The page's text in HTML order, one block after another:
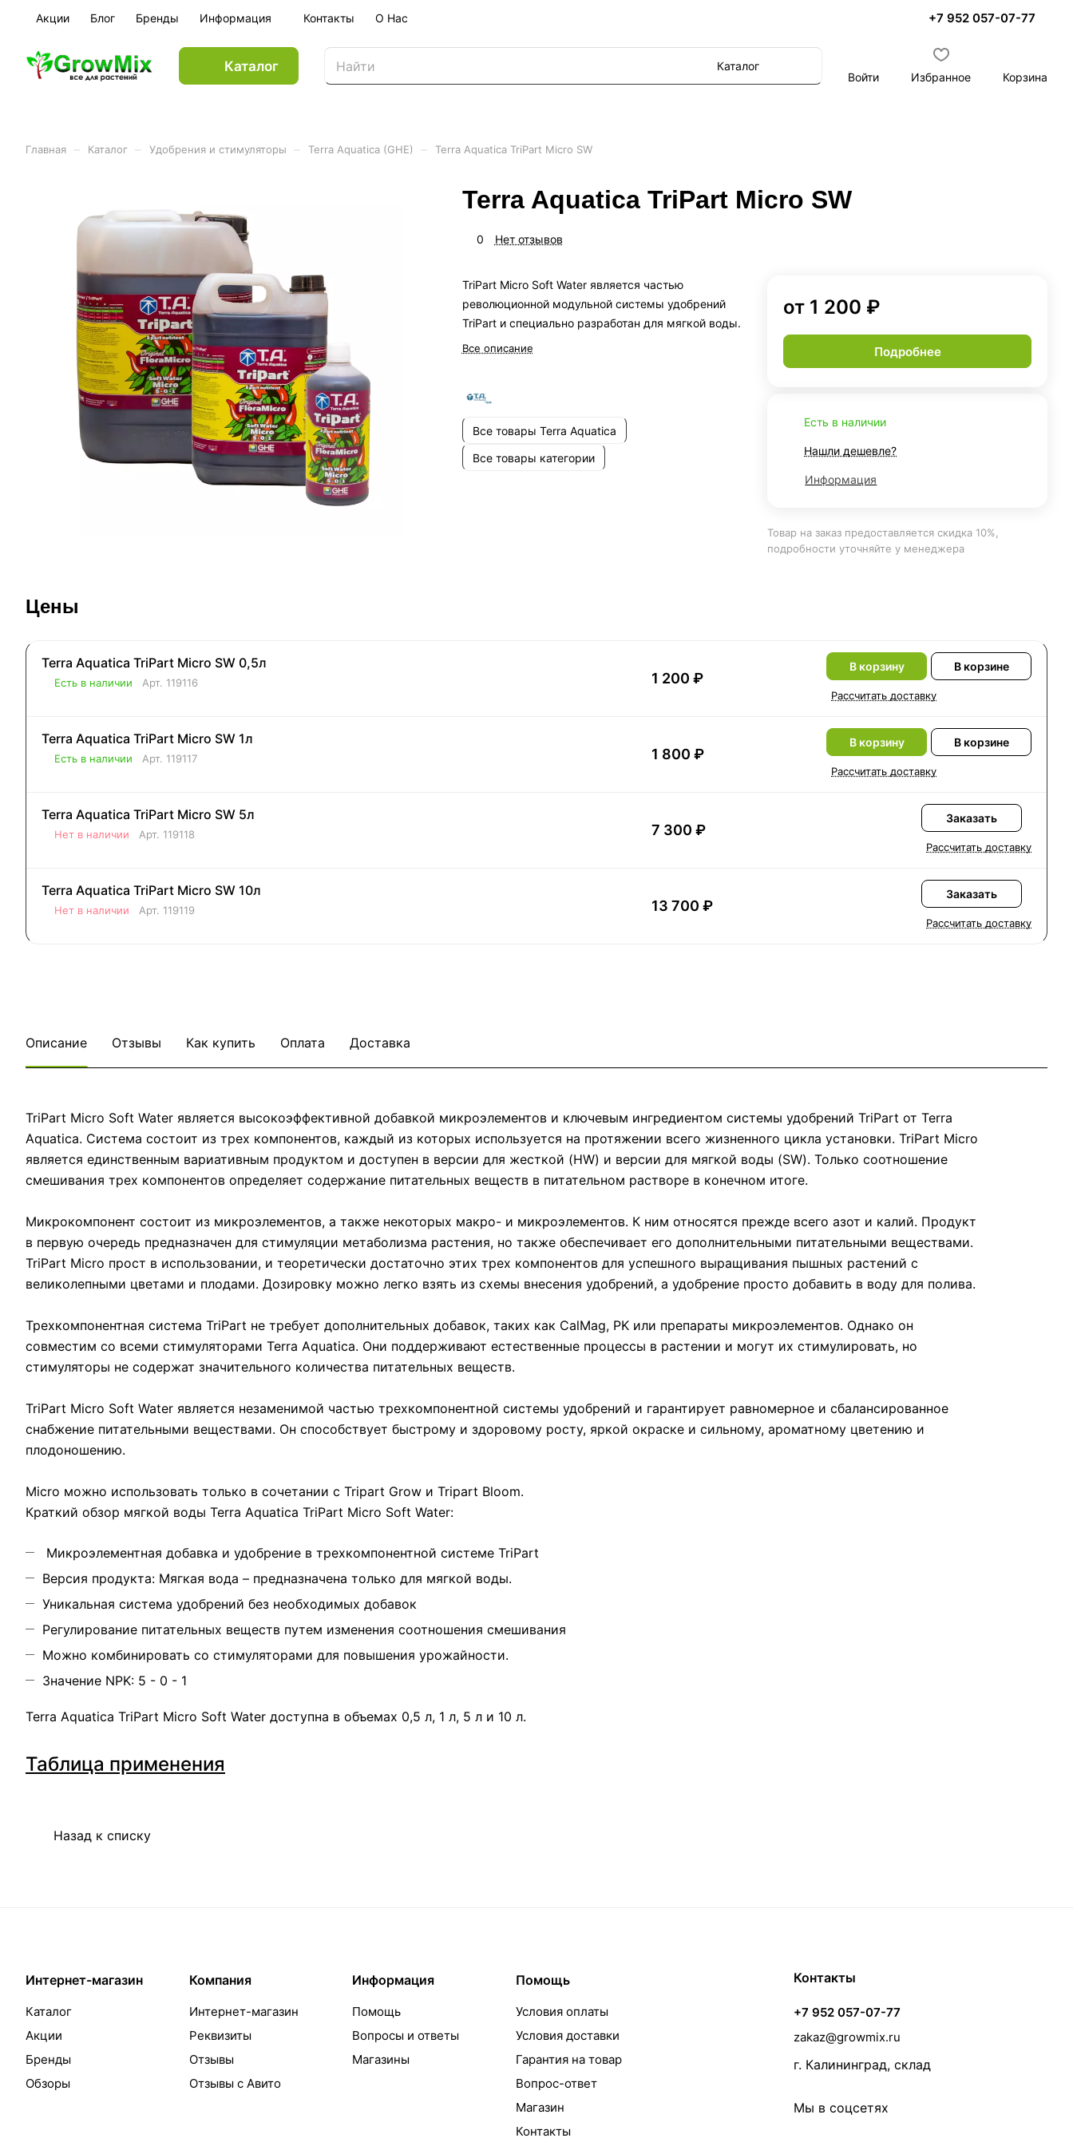
Акции Блог Бренды Информация Контакты О Нас +7 952 057-07-77
Каталог
Каталог
Войти
Избранное Корзина
Главная Каталог Удобрения и стимуляторы Terra Aquatica (GHE) Terra Aquatica TriPart Micro SW
Terra Aquatica TriPart Micro SW
0 Нет отзывов
TriPart Micro Soft Water является частью
революционной модульной системы удобрений
TriPart и специально разработан для мягкой воды.
Все описание
Все товары Terra Aquatica
Все товары категории
от 1 200 ₽
Подробнее
Есть в наличии
Нашли дешевле?
Информация
Товар на заказ предоставляется скидка 10%,
подробности уточняйте у менеджера
Цены
Terra Aquatica TriPart Micro SW 0,5л
Есть в наличии Арт. 119116 1 200 ₽
В корзину В корзине
Рассчитать доставку
Terra Aquatica TriPart Micro SW 1л
Есть в наличии Арт. 119117 1 800 ₽
В корзину В корзине
Рассчитать доставку
Terra Aquatica TriPart Micro SW 5л
Нет в наличии Арт. 119118 7 300 ₽
Заказать
Рассчитать доставку
Terra Aquatica TriPart Micro SW 10л
Нет в наличии Арт. 119119 13 700 ₽
Заказать
Рассчитать доставку
Описание Отзывы Как купить Оплата Доставка
TriPart Micro Soft Water является высокоэффективной добавкой микроэлементов и ключевым ингредиентом системы удобрений TriPart от Terra
Aquatica. Система состоит из трех компонентов, каждый из которых используется на протяжении всего жизненного цикла установки. TriPart Micro
является единственным вариативным продуктом и доступен в версии для жесткой (HW) и версии для мягкой воды (SW). Только соотношение
смешивания трех компонентов определяет содержание питательных веществ в питательном растворе в конечном итоге.
Микрокомпонент состоит из микроэлементов, а также некоторых макро- и микроэлементов. К ним относятся прежде всего азот и калий. Продукт
в первую очередь предназначен для стимуляции метаболизма растения, но также обеспечивает его дополнительными питательными веществами.
TriPart Micro прост в использовании, и теоретически достаточно этих трех компонентов для успешного выращивания пышных растений с
великолепными цветами и плодами. Дозировку можно легко взять из схемы внесения удобрений, а удобрение просто добавить в воду для полива.
Трехкомпонентная система TriPart не требует дополнительных добавок, таких как CalMag, PK или препараты микроэлементов. Однако он
совместим со всеми стимуляторами Terra Aquatica. Они поддерживают естественные процессы в растении и могут их стимулировать, но
стимуляторы не содержат значительного количества питательных веществ.
TriPart Micro Soft Water является незаменимой частью трехкомпонентной системы удобрений и гарантирует равномерное и сбалансированное
снабжение питательными веществами. Он способствует быстрому и здоровому росту, яркой окраске и сильному, ароматному цветению и
плодоношению.
Micro можно использовать только в сочетании с Tripart Grow и Tripart Bloom.
Краткий обзор мягкой воды Terra Aquatica TriPart Micro Soft Water:
Микроэлементная добавка и удобрение в трехкомпонентной системе TriPart
Версия продукта: Мягкая вода – предназначена только для мягкой воды.
Уникальная система удобрений без необходимых добавок
Регулирование питательных веществ путем изменения соотношения смешивания
Можно комбинировать со стимуляторами для повышения урожайности.
Значение NPK: 5 - 0 - 1
Terra Aquatica TriPart Micro Soft Water доступна в объемах 0,5 л, 1 л, 5 л и 10 л.
Таблица применения
Назад к списку
Интернет-магазин
Каталог
Акции
Бренды
Обзоры
Компания
Интернет-магазин
Реквизиты
Отзывы
Отзывы с Авито
Информация
Помощь
Вопросы и ответы
Магазины
Помощь
Условия оплаты
Условия доставки
Гарантия на товар
Вопрос-ответ
Магазин
Контакты
Контакты
+7 952 057-07-77
zakaz@growmix.ru
г. Калининград, склад
Мы в соцсетях